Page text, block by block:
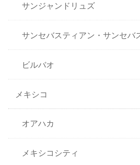
サンジャンドリュズ
サンセバスティアン・サンセバ
ビルバオ
メキシコ
オアハカ
メキシコシティ